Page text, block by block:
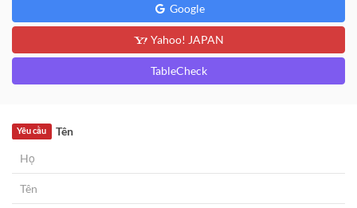
Google
Yahoo! JAPAN
TableCheck
Tên
Yêu cầu